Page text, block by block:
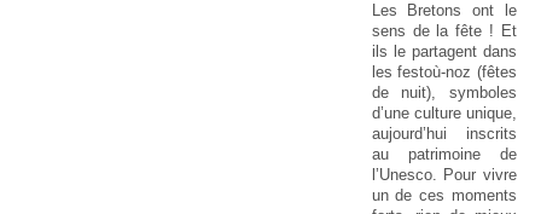
Les Bretons ont le
sens de la fête ! Et
ils le partagent dans
les festoù-noz (fêtes
de nuit), symboles
d’une culture unique,
aujourd’hui inscrits
au patrimoine de
l’Unesco. Pour vivre
un de ces moments